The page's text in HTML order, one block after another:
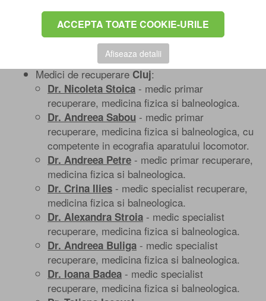
ACCEPTA TOATE COOKIE-URILE
Afiseaza detalii
in Recuperare Medicala
Dr. Emanuela-elena Mihai- Medic specialist
in Medicina fizica si Reabilitare
Medici de recuperareCluj:
Dr. Nicoleta Stoica - medic primar
recuperare, medicina fizica si balneologica.
Dr. Andreea Sabou - medic primar
recuperare, medicina fizica si balneologica, cu
competente in ecografia aparatului locomotor.
Dr. Andreea Petre - medic primar recuperare,
medicina fizica si balneologica.
Dr. Crina Ilies - medic specialist recuperare,
medicina fizica si balneologica.
Dr. Alexandra Stroia - medic specialist
recuperare, medicina fizica si balneologica.
Dr. Andreea Buliga - medic specialist
recuperare, medicina fizica si balneologica.
Dr. Ioana Badea - medic specialist
recuperare, medicina fizica si balneologica.